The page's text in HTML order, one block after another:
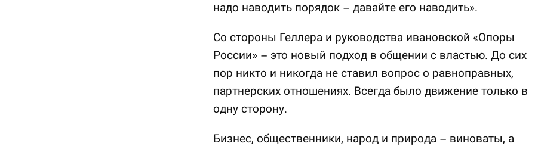
надо наводить порядок – давайте его наводить».
Со стороны Геллера и руководства ивановской «Опоры
России» – это новый подход в общении с властью. До сих
пор никто и никогда не ставил вопрос о равноправных,
партнерских отношениях. Всегда было движение только в
одну сторону.
Бизнес, общественники, народ и природа – виноваты, а